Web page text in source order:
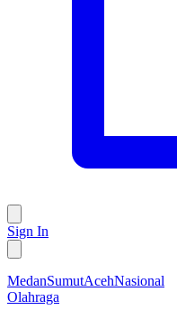
Sign In
MedanSumutAcehNasional
Olahraga